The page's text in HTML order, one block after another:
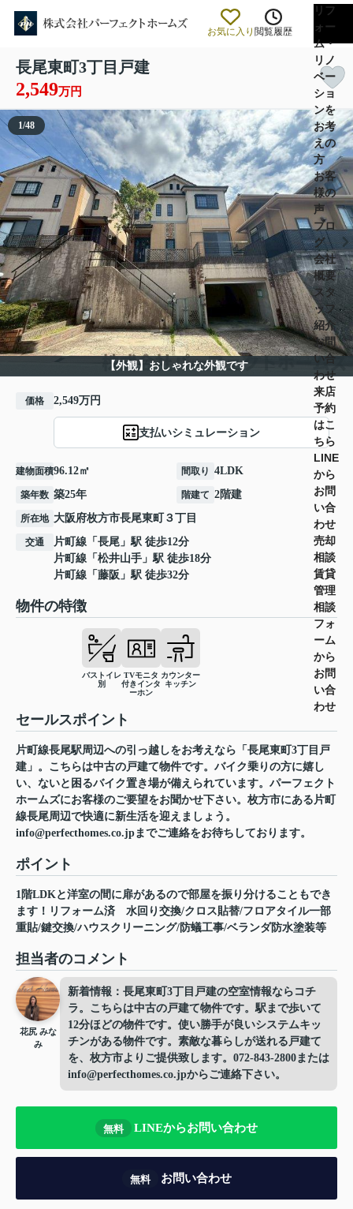
お気に入り 閲覧履歴
リフ
ォー
ム・
リノ
ベー
ショ
ンを
お考
えの
方
お客
様の
声
ブロ
グ
会社
概要
スタ
ッフ
紹介
お問
い合
わせ
来店
予約
はこ
ちら
LINE
から
お問
い合
わせ
売却
相談
賃貸
管理
相談
フォ
ーム
から
お問
い合
わせ
長尾東町3丁目戸建
2,549万円
【外観】おしゃれな外観です
1/48
価格 2,549万円
支払いシミュレーション
建物面積96.12㎡ 間取り 4LDK
築年数 築25年 階建て 2階建
所在地 大阪府枚方市長尾東町 ３丁目
交通 片町線 「 長尾 」駅 徒歩12分
片町線 「 松井山手 」駅 徒歩18分
片町線 「 藤阪 」駅 徒歩32分
物件の特徴
バストイレ
別
TVモニタ
付きインタ
ーホン
カウンター
キッチン
セールスポイント
片町線長尾駅周辺への引っ越しをお考えなら「長尾東町3丁目戸
建」。こちらは中古の戸建て物件です。バイク乗りの方に嬉し
い、ないと困るバイク置き場が備えられています。パーフェクト
ホームズにお客様のご要望をお聞かせ下さい。枚方市にある片町
線長尾周辺で快適に新生活を迎えましょう。
info@perfecthomes.co.jpまでご連絡をお待ちしております。
ポイント
1階LDKと洋室の間に扉があるので部屋を振り分けることもでき
ます！リフォーム済
水回り交換/クロス貼替/フロアタイル一部
重貼/鍵交換/ハウスクリーニング/防蟻工事/ベランダ防水塗装等
担当者のコメント
花尻 みな
み
新着情報：長尾東町3丁目戸建の空室情報ならコチ
ラ。こちらは中古の戸建て物件です。駅まで歩いて
12分ほどの物件です。使い勝手が良いシステムキッ
チンがある物件です。素敵な暮らしが送れる戸建て
を、枚方市よりご提供致します。072-843-2800または
info@perfecthomes.co.jpからご連絡下さい。
無料 LINEからお問い合わせ
無料 お問い合わせ